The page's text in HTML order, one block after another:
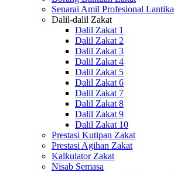
Senarai Amil Profesional
Dalil-dalil Zakat
Dalil Zakat 1
Dalil Zakat 2
Dalil Zakat 3
Dalil Zakat 4
Dalil Zakat 5
Dalil Zakat 6
Dalil Zakat 7
Dalil Zakat 8
Dalil Zakat 9
Dalil Zakat 10
Prestasi Kutipan Zakat
Prestasi Agihan Zakat
Kalkulator Zakat
Nisab Semasa